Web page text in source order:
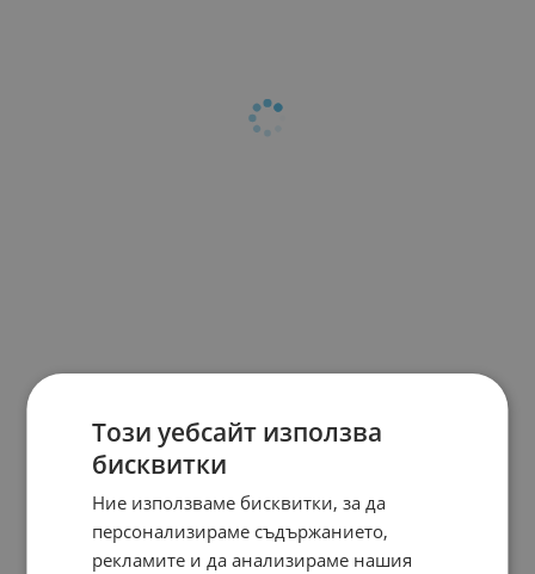
Този уебсайт използва
бисквитки
Ние използваме бисквитки, за да
персонализираме съдържанието,
рекламите и да анализираме нашия